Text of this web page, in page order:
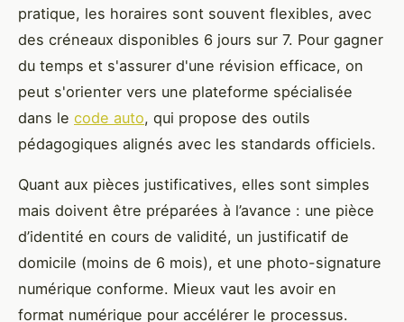
pratique, les horaires sont souvent flexibles, avec
des créneaux disponibles 6 jours sur 7. Pour gagner
du temps et s'assurer d'une révision efficace, on
peut s'orienter vers une plateforme spécialisée
dans le code auto, qui propose des outils
pédagogiques alignés avec les standards officiels.
Quant aux pièces justificatives, elles sont simples
mais doivent être préparées à l’avance : une pièce
d’identité en cours de validité, un justificatif de
domicile (moins de 6 mois), et une photo-signature
numérique conforme. Mieux vaut les avoir en
format numérique pour accélérer le processus.